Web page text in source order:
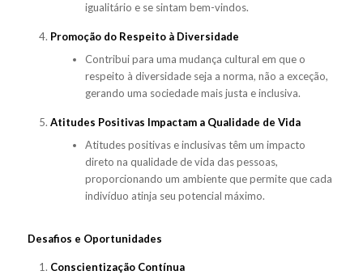
igualitário e se sintam bem-vindos.
Promoção do Respeito à Diversidade
Contribui para uma mudança cultural em que o
respeito à diversidade seja a norma, não a exceção,
gerando uma sociedade mais justa e inclusiva.
Atitudes Positivas Impactam a Qualidade de Vida
Atitudes positivas e inclusivas têm um impacto
direto na qualidade de vida das pessoas,
proporcionando um ambiente que permite que cada
indivíduo atinja seu potencial máximo.
Desafios e Oportunidades
Conscientização Contínua